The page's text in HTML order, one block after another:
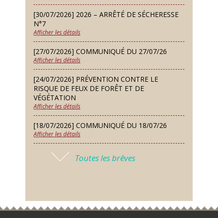
Dimanche 13 Sep
Repas de fouées
Lundi 14 Sep
Conseil municipal du 14 septembre
2026
Jeudi 24 Sep
Permanence des Architectes des
Bâtiments de France
Samedi 26 Sep
Concours de palets
Vendredi 09 Oct
Soirée des nouveaux habitants
[30/07/2026] 2026 – ARRÊTÉ DE SÉCHERESSE
N°7
Afficher les détails
[27/07/2026] COMMUNIQUÉ DU 27/07/26
Afficher les détails
[24/07/2026] PRÉVENTION CONTRE LE
RISQUE DE FEUX DE FORÊT ET DE
VÉGÉTATION
Afficher les détails
[18/07/2026] COMMUNIQUÉ DU 18/07/26
Afficher les détails
[17/07/2026] 2026 – ARRÊTÉ DE SÉCHERESSE
Toutes les brêves